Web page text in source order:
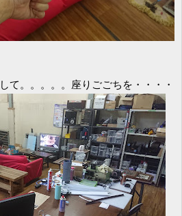
て。。。。。座りごごちを・・・・